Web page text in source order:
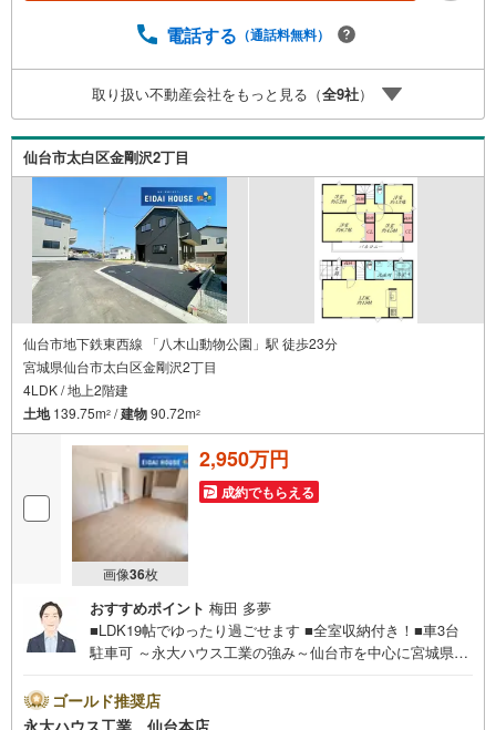
ろん、ご購入時に気になる住宅ローンや各種税金について
ズスペースも完備！お子様連れのご家族皆様で、ぜひお越
しください。営業時間:10:00～18:00（定休日:火・水曜日
※店舗により変動あり）現地のご案内も可能ですので、どう
ぞお気軽にお問い合わせください！
電話する （通話料無料）
取り扱い不動産会社をもっと見る（全9社）
仙台市太白区金剛沢2丁目
仙台市地下鉄東西線 「八木山動物公園」駅 徒歩23分
宮城県仙台市太白区金剛沢2丁目
4LDK / 地上2階建
土地139.75m2 /建物90.72m2
画像36枚
2,950万円
成約でもらえる
おすすめポイント 梅田 多夢
■LDK19帖でゆったり過ごせます ■全室収納付き！■車3台
駐車可 ～永大ハウス工業の強み～仙台市を中心に宮城県内
分けてご紹介！1.＜豊富な不動産知識＞戸建・マンショ
ン・土地…と種別を問わず不動産を取り扱っております。
ゴールド推奨店
永大ハウス工業 仙台本店